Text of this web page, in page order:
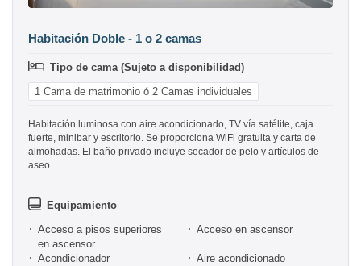
Habitación Doble - 1 o 2 camas
Tipo de cama (Sujeto a disponibilidad)
1 Cama de matrimonio ó 2 Camas individuales
Habitación luminosa con aire acondicionado, TV vía satélite, caja
fuerte, minibar y escritorio. Se proporciona WiFi gratuita y carta de
almohadas. El baño privado incluye secador de pelo y artículos de
aseo.
Equipamiento
Acceso a pisos superiores
en ascensor
Acceso en ascensor
Acondicionador
Aire acondicionado